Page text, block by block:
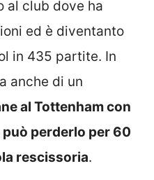
al club dove ha
ed è diventanto
in 435 partite. In
anche di un
al Tottenham con
perderlo per 60
rescissoria.